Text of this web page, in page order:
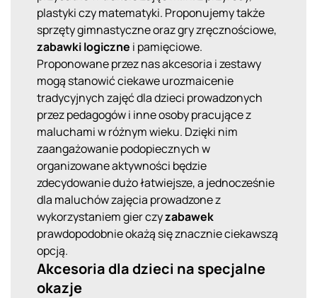
plastyki czy matematyki. Proponujemy także
sprzęty gimnastyczne oraz gry zręcznościowe,
zabawki logiczne i pamięciowe.
Proponowane przez nas akcesoria i zestawy
mogą stanowić ciekawe urozmaicenie
tradycyjnych zajęć dla dzieci prowadzonych
przez pedagogów i inne osoby pracujące z
maluchami w różnym wieku. Dzięki nim
zaangażowanie podopiecznych w
organizowane aktywności będzie
zdecydowanie dużo łatwiejsze, a jednocześnie
dla maluchów zajęcia prowadzone z
wykorzystaniem gier czyzabawek
prawdopodobnie okażą się znacznie ciekawszą
opcją.
Akcesoria dla dzieci na specjalne
okazje